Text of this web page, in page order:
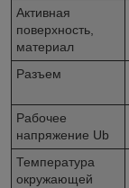
Активная
поверхность,
материал
Разъем
Рабочее
напряжение Ub
Температура
окружающей